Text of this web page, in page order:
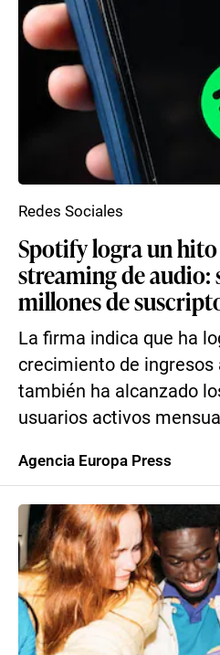
Spotify logra un
streaming de audio:
millones de
La firma indica que ha
crecimiento de ingresos
también ha alcanzado
usuarios activos
Redes Sociales
Agencia Europa Press